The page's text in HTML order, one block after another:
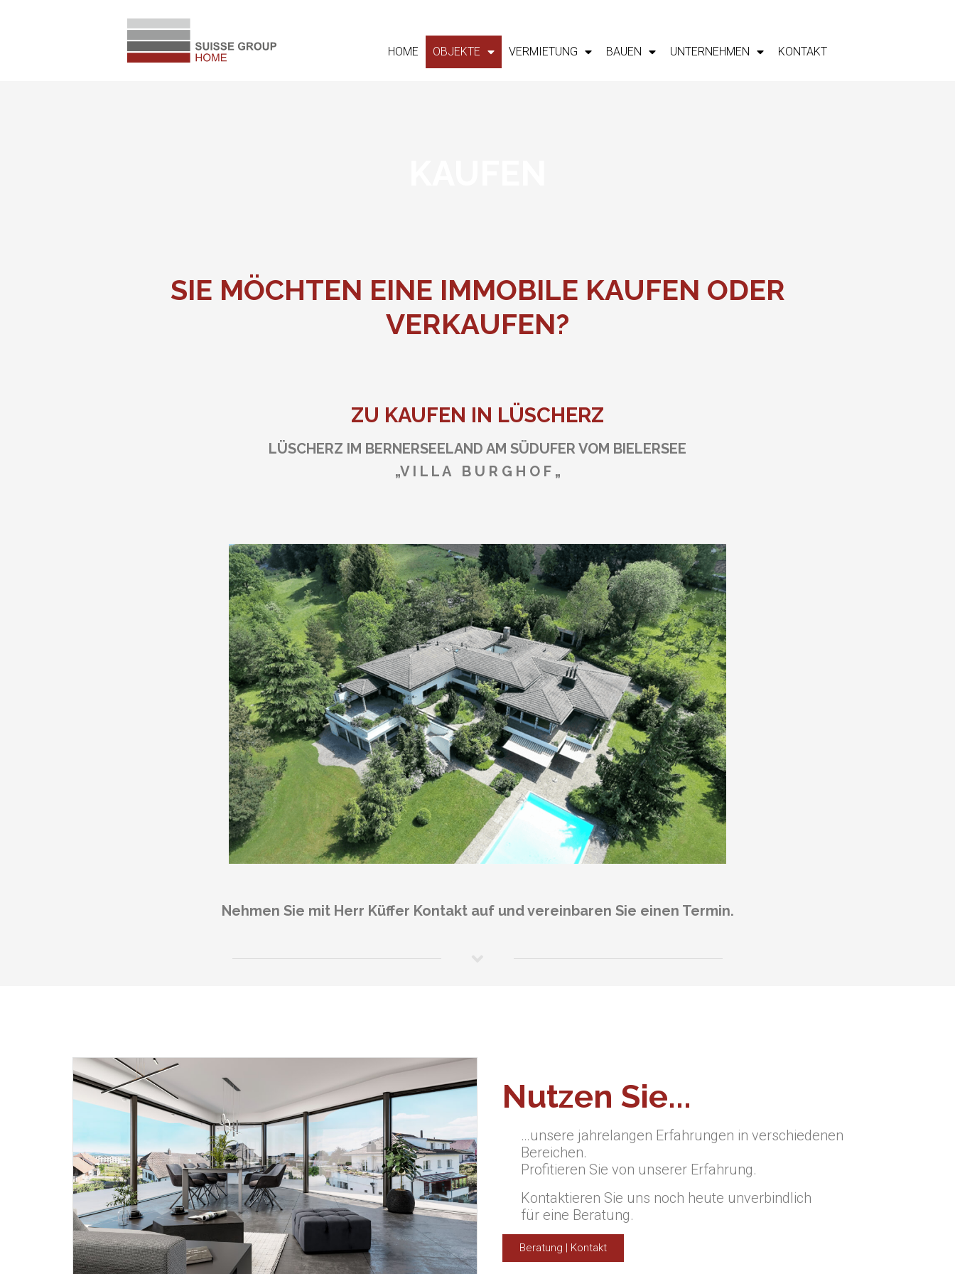
HOME OBJEKTE VERMIETUNG BAUEN UNTERNEHMEN KONTAKT
SIE MÖCHTEN EINE IMMOBILE KAUFEN ODER
VERKAUFEN?
ZU KAUFEN IN LÜSCHERZ
LÜSCHERZ IM BERNERSEELAND AM SÜDUFER VOM BIELERSEE
„V I L LAB U R G H O F „
Nehmen Sie mit Herr Küffer Kontakt auf und vereinbaren Sie einen Termin.
Nutzen Sie...
…unsere jahrelangen Erfahrungen in verschiedenen
Bereichen.
Profitieren Sie von unserer Erfahrung.
Kontaktieren Sie uns noch heute unverbindlich
für eine Beratung.
Beratung | Kontakt